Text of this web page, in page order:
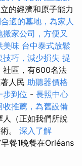
的經濟和原子能力
適的墓地，為家人
家公司，方便又
美味 台中泰式放鬆
巧，減少損失 提
社區，有600名法
人民 助聽器價格
步到位 - 長照中心
收推薦，為舊設備
（正如我們所說
。 深入了解
餐1晚餐在Orléans